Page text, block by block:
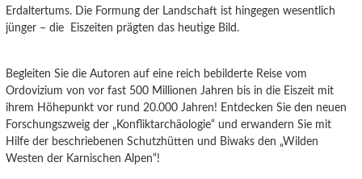
Erdaltertums. Die Formung der Landschaft ist hingegen wesentlich
jünger – die Eiszeiten prägten das heutige Bild.
Begleiten Sie die Autoren auf eine reich bebilderte Reise vom
Ordovizium von vor fast 500 Millionen Jahren bis in die Eiszeit mit
ihrem Höhepunkt vor rund 20.000 Jahren! Entdecken Sie den neuen
Forschungszweig der „Konfliktarchäologie“ und erwandern Sie mit
Hilfe der beschriebenen Schutzhütten und Biwaks den „Wilden
Westen der Karnischen Alpen“!